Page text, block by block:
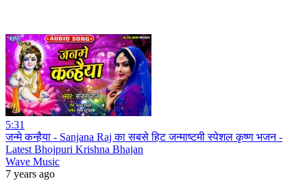
5:31
जन्मे कन्हैया - Sanjana Raj का सबसे हिट जन्माष्टमी स्पेशल कृष्ण भजन -
Latest Bhojpuri Krishna Bhajan
Wave Music
7 years ago